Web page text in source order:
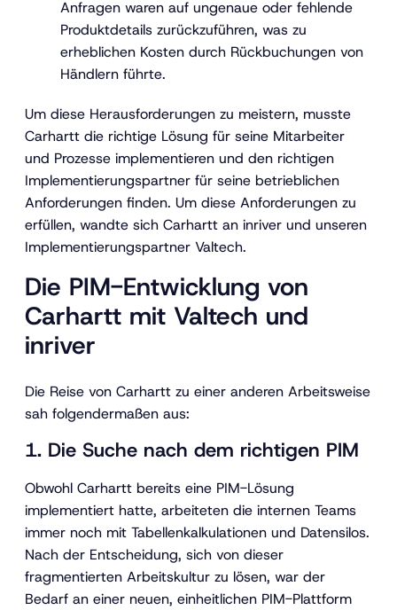
Anfragen waren auf ungenaue oder fehlende
Produktdetails zurückzuführen, was zu
erheblichen Kosten durch Rückbuchungen von
Händlern führte.
Um diese Herausforderungen zu meistern, musste
Carhartt die richtige Lösung für seine Mitarbeiter
und Prozesse implementieren und den richtigen
Implementierungspartner für seine betrieblichen
Anforderungen finden. Um diese Anforderungen zu
erfüllen, wandte sich Carhartt an inriver und unseren
Implementierungspartner Valtech.
Die PIM-Entwicklung von
Carhartt mit Valtech und
inriver
Die Reise von Carhartt zu einer anderen Arbeitsweise
sah folgendermaßen aus:
1. Die Suche nach dem richtigen PIM
Obwohl Carhartt bereits eine PIM-Lösung
implementiert hatte, arbeiteten die internen Teams
immer noch mit Tabellenkalkulationen und Datensilos.
Nach der Entscheidung, sich von dieser
fragmentierten Arbeitskultur zu lösen, war der
Bedarf an einer neuen, einheitlichen PIM-Plattform